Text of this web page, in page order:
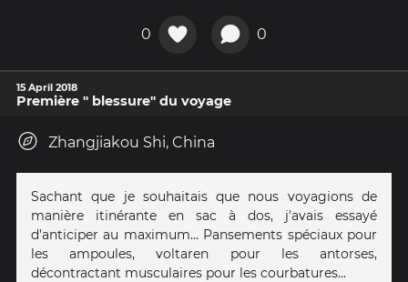
0 0
15 April 2018
Première " blessure" du voyage
Zhangjiakou Shi, China
Sachant que je souhaitais que nous voyagions de
manière itinérante en sac à dos, j'avais essayé
d'anticiper au maximum... Pansements spéciaux pour
les ampoules, voltaren pour les antorses,
décontractant musculaires pour les courbatures...